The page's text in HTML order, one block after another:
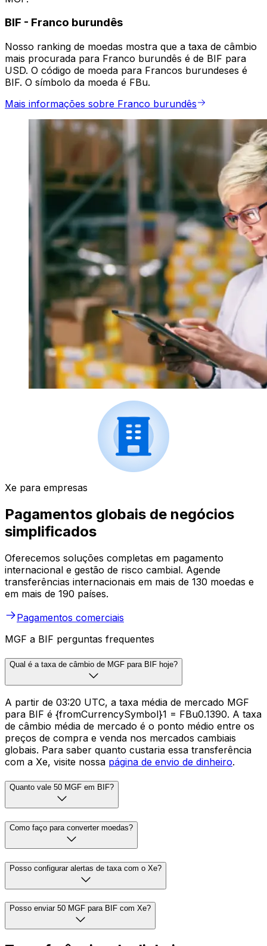
BIF - Franco burundês
Nosso ranking de moedas mostra que a taxa de câmbio
mais procurada para Franco burundês é de BIF para
USD. O código de moeda para Francos burundeses é
BIF. O símbolo da moeda é FBu.
Mais informações sobre Franco burundês
Xe para empresas
Pagamentos globais de negócios
simplificados
Oferecemos soluções completas em pagamento
internacional e gestão de risco cambial. Agende
transferências internacionais em mais de 130 moedas e
em mais de 190 países.
Pagamentos comerciais
MGF a BIF perguntas frequentes
Qual é a taxa de câmbio de MGF para BIF hoje?
A partir de 03:20 UTC, a taxa média de mercado MGF
para BIF é {fromCurrencySymbol}1 = FBu0.1390. A taxa
de câmbio média de mercado é o ponto médio entre os
preços de compra e venda nos mercados cambiais
globais. Para saber quanto custaria essa transferência
com a Xe, visite nossa página de envio de dinheiro.
Quanto vale 50 MGF em BIF?
Como faço para converter moedas?
Posso configurar alertas de taxa com o Xe?
Posso enviar 50 MGF para BIF com Xe?